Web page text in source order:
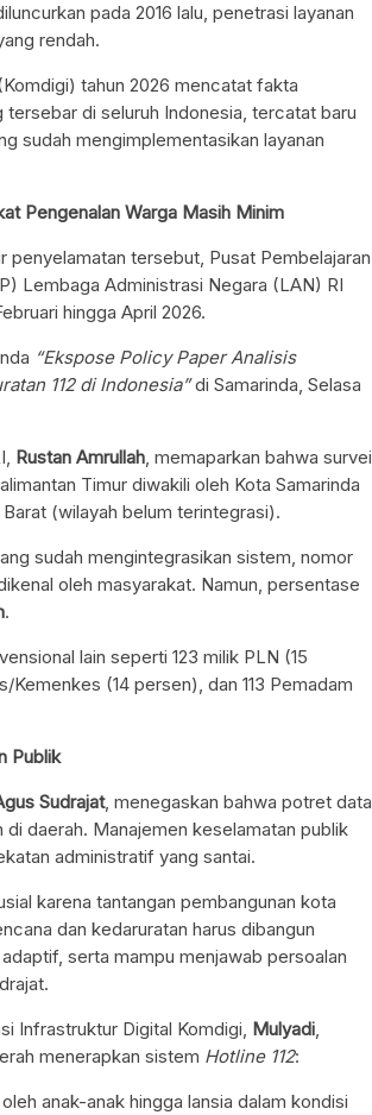
pada 2016 lalu, penetrasi layanan
rendah.
tahun 2026 mencatat fakta
di seluruh Indonesia, tercatat baru
sudah mengimplementasikan layanan
Pengenalan Warga Masih Minim
tersebut, Pusat Pembelajaran
Lembaga Administrasi Negara (LAN) RI
hingga April 2026.
“Ekspose Policy Paper Analisis
112 di Indonesia”di Samarinda, Selasa
Rustan Amrullah, memaparkan bahwa survei
Timur diwakili oleh Kota Samarinda
(wilayah belum terintegrasi).
sudah mengintegrasikan sistem, nomor
oleh masyarakat. Namun, persentase
.
lain seperti 123 milik PLN (15
Kemenkes (14 persen), dan 113 Pemadam
Publik
Sudrajat, menegaskan bahwa potret data
daerah. Manajemen keselamatan publik
administratif yang santai.
karena tantangan pembangunan kota
dan kedaruratan harus dibangun
serta mampu menjawab persoalan
Infrastruktur Digital Komdigi, Mulyadi,
menerapkan sistem Hotline 112:
anak-anak hingga lansia dalam kondisi